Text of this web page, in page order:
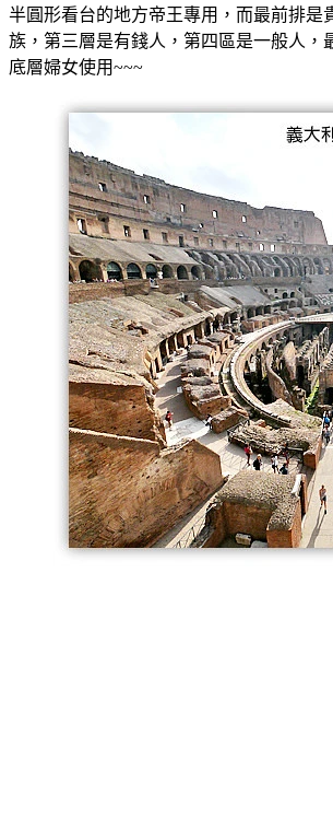
半圓形看台的地方帝王專用，而最前排是
族，第三層是有錢人，第四區是一般人，
底層婦女使用~~~